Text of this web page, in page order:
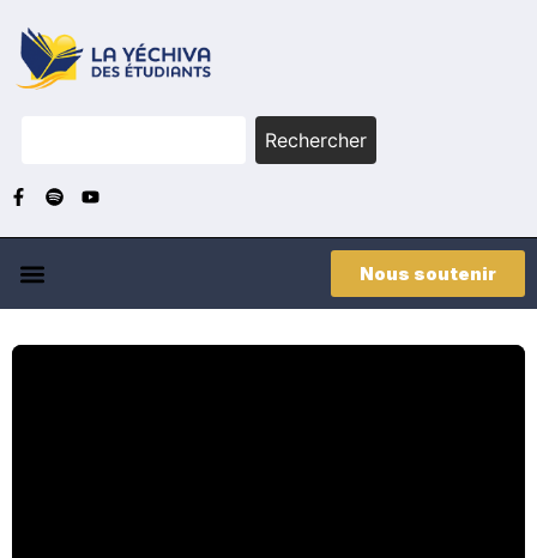
Rechercher
Nous soutenir